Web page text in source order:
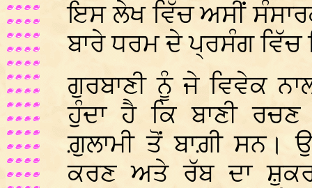
ਇਸ ਲੇਖ ਵਿੱਚ ਅਸੀਂ
ਬਾਰੇ ਧਰਮ ਦੇ ਪ੍ਰਸੰਗ ਵਿੱਚ
ਗੁਰਬਾਣੀ ਨੂੰ ਜੇ ਵਿਵੇਕ
ਹੁੰਦਾ ਹੈ ਕਿ ਬਾਣੀ
ਗ਼ੁਲਾਮੀ ਤੋਂ ਬਾਗ਼ੀ ਸਨ।
ਕਰਣ ਅਤੇ ਰੱਬ ਦਾ ਸ਼ੁਕਰ